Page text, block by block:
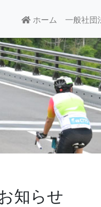
ホーム (現位置)
一般社団
知らせ